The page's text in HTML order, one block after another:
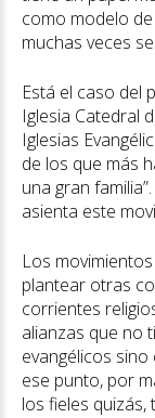
como modelo
muchas veces
Está el caso del
Iglesia Catedral
Iglesias
de los que más
una gran
asienta este
Los
plantear otras
corrientes
alianzas que no
evangélicos
ese punto, por
los fieles quizás,